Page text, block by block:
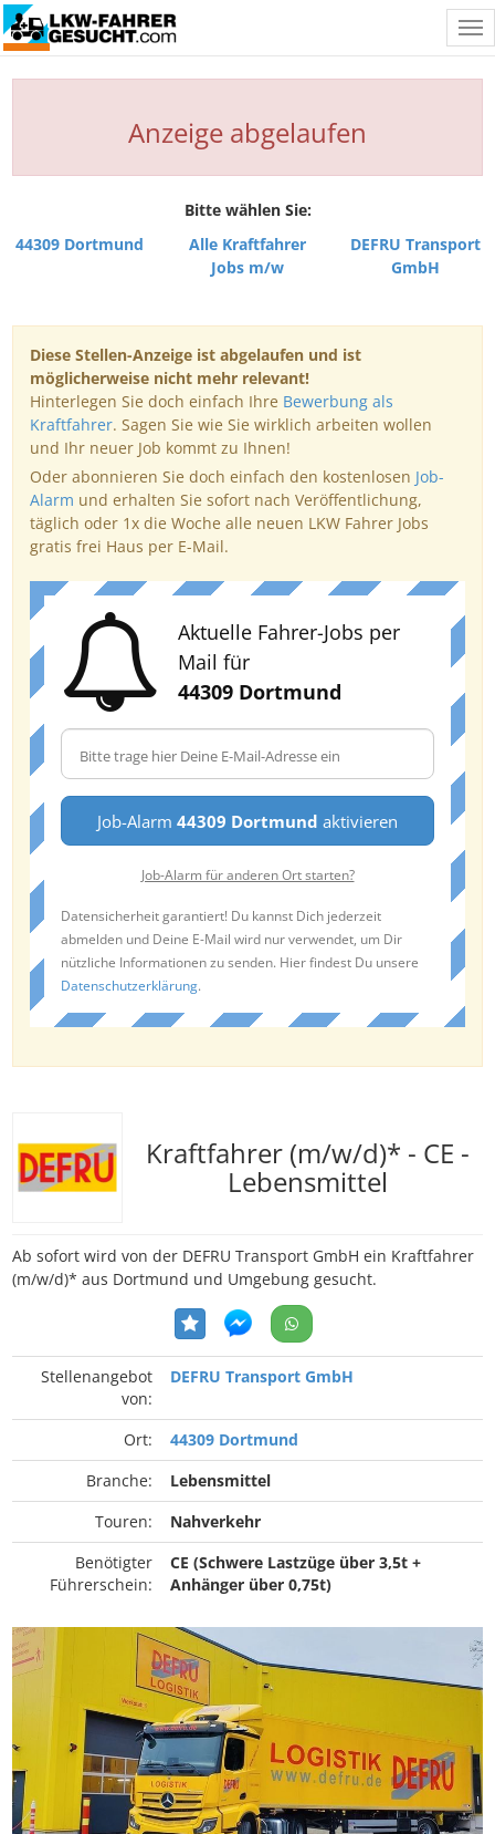
Anzeige abgelaufen
Bitte wählen Sie:
44309 Dortmund
Alle Kraftfahrer
Jobs m/w
DEFRU Transport
GmbH
Diese Stellen-Anzeige ist abgelaufen und ist
möglicherweise nicht mehr relevant!
Hinterlegen Sie doch einfach Ihre Bewerbung als
Kraftfahrer. Sagen Sie wie Sie wirklich arbeiten wollen
und Ihr neuer Job kommt zu Ihnen!
Oder abonnieren Sie doch einfach den kostenlosen Job-
Alarm und erhalten Sie sofort nach Veröffentlichung,
täglich oder 1x die Woche alle neuen LKW Fahrer Jobs
gratis frei Haus per E-Mail.
Aktuelle Fahrer-Jobs per
Mail für
44309 Dortmund
Job-Alarm 44309 Dortmund aktivieren
Job-Alarm für anderen Ort starten?
Datensicherheit garantiert! Du kannst Dich jederzeit
abmelden und Deine E-Mail wird nur verwendet, um Dir
nützliche Informationen zu senden. Hier findest Du unsere
Datenschutzerklärung.
Kraftfahrer (m/w/d)* - CE -
Lebensmittel
Ab sofort wird von der DEFRU Transport GmbH ein Kraftfahrer
(m/w/d)* aus Dortmund und Umgebung gesucht.
Stellenangebot
von:
DEFRU Transport GmbH
Ort:
44309 Dortmund
Branche:
Lebensmittel
Touren:
Nahverkehr
Benötigter
Führerschein:
CE (Schwere Lastzüge über 3,5t +
Anhänger über 0,75t)